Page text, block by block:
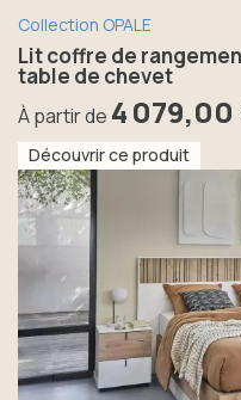
Collection OPALE
Lit coffre de
table de chevet
À partir de 4 079,00
Découvrir ce produit